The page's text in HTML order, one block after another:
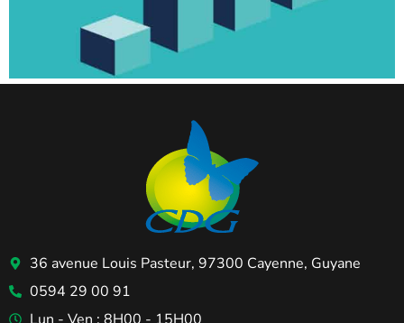
36 avenue Louis Pasteur, 97300 Cayenne, Guyane
0594 29 00 91